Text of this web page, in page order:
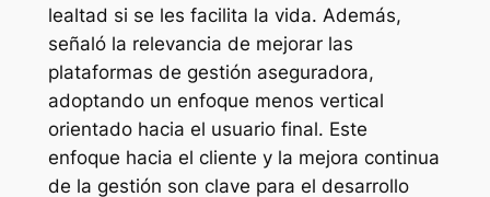
lealtad si se les facilita la vida. Además,
señaló la relevancia de mejorar las
plataformas de gestión aseguradora,
adoptando un enfoque menos vertical
orientado hacia el usuario final. Este
enfoque hacia el cliente y la mejora continua
de la gestión son clave para el desarrollo